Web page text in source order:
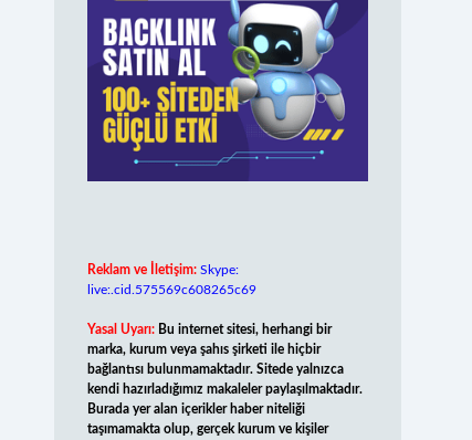
Reklam ve İletişim: Skype:
live:.cid.575569c608265c69
Yasal Uyarı: Bu internet sitesi, herhangi bir
marka, kurum veya şahıs şirketi ile hiçbir
bağlantısı bulunmamaktadır. Sitede yalnızca
kendi hazırladığımız makaleler paylaşılmaktadır.
Burada yer alan içerikler haber niteliği
taşımamakta olup, gerçek kurum ve kişiler